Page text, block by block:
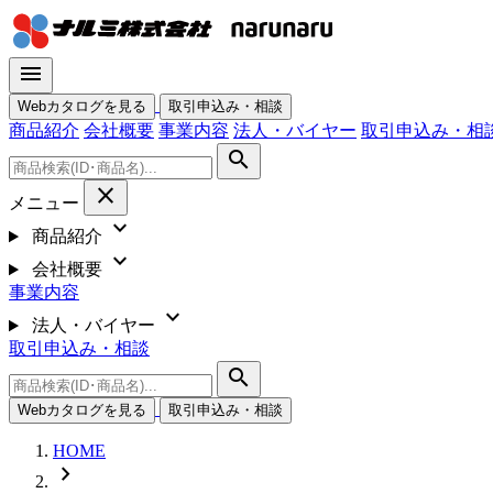
menu
Webカタログを見る 取引申込み・相談
商品紹介 会社概要 事業内容 法人・バイヤー 取引申込み・相
search
メニュー close
商品紹介 expand_more
会社概要 expand_more
事業内容
法人・バイヤー
expand_more
取引申込み・相談
search
Webカタログを見る 取引申込み・相談
HOME
chevron_right